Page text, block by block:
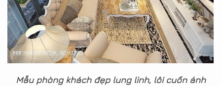
Mẫu phòng khách đẹp lung linh, lôi cuốn ánh